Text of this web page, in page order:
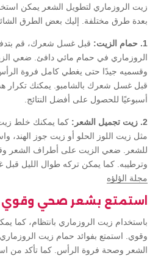
زيت الروزماري لتطويل الشعر يمكن
بعدة طرق مختلفة. إليك بعض الطرق
1. حمام الزيت:
قبل غسل شعرك، قم
الروزماري في حمام مائي دافئ. ضعي
قبل غسل شعرك بالشامبو. يمكنك تكرار
أسبوعيًا للحصول على أفضل النتائج.
2. زيت تجميل الشعر:
كما يمكنك خلط
مثل زيت اللوز الحلو أو زيت جوز الهند،
للشعر. ضعي الزيت على أطراف الشعر وقم
وترطيبه. كما يمكن تركه طوال الليل
مجلة الؤلؤه
استمتع بشعر صحي وقوي
باستخدام زيت الروزماري بانتظام، كما
وقوي. استمتع بفوائد حمام زيت
الشعر وصحة فروة الرأس. كما تأكد من